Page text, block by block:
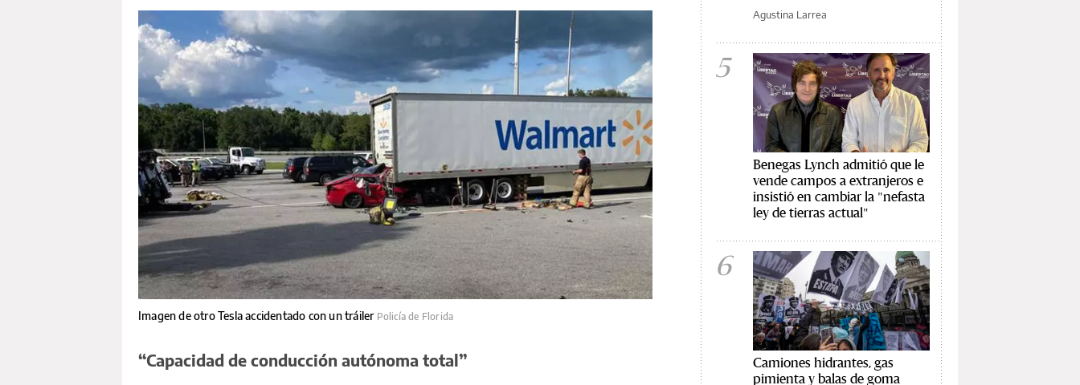
Imagen de otro Tesla accidentado con un tráiler Policía de Florida
“Capacidad de conducción autónoma total”
Agustina Larrea
5
Benegas Lynch admitió que le
vende campos a extranjeros e
insistió en cambiar la "nefasta
ley de tierras actual"
6
Camiones hidrantes, gas
pimienta y balas de goma